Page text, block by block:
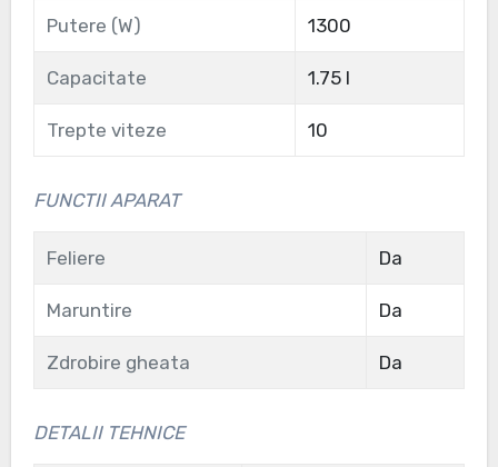
Putere (W) 1300
Capacitate 1.75 l
Trepte viteze 10
FUNCTII APARAT
Feliere Da
Maruntire Da
Zdrobire gheata Da
DETALII TEHNICE